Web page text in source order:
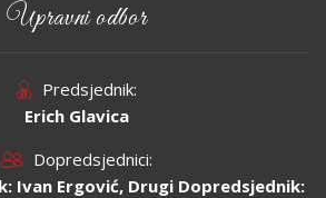
Upravni odbor
Predsjednik:
Erich Glavica
Dopredsjednici:
Ivan Ergović, Drugi Dopredsjednik: